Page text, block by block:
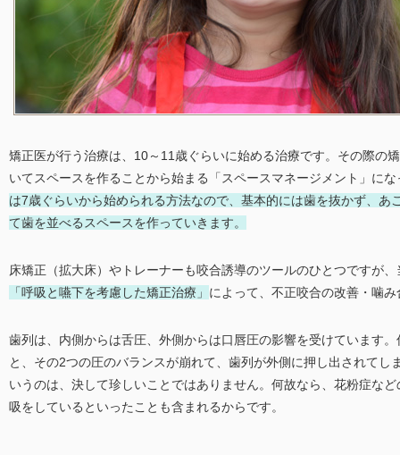
矯正医が行う治療は、10～11歳ぐらいに始める治療です。その際の
いてスペースを作ることから始まる「スペースマネージメント」に
は7歳ぐらいから始められる方法なので、基本的には歯を抜かず、あ
て歯を並べるスペースを作っていきます。
床矯正（拡大床）やトレーナーも咬合誘導のツールのひとつですが
「呼吸と嚥下を考慮した矯正治療」 によって、不正咬合の改善・噛
歯列は、内側からは舌圧、外側からは口唇圧の影響を受けています
と、その2つの圧のバランスが崩れて、歯列が外側に押し出されてし
いうのは、決して珍しいことではありません。何故なら、花粉症な
吸をしているといったことも含まれるからです。